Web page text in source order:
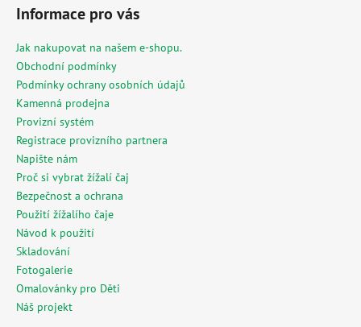
Informace pro vás
Jak nakupovat na našem e-shopu.
Obchodní podmínky
Podmínky ochrany osobních údajů
Kamenná prodejna
Provizní systém
Registrace provizního partnera
Napište nám
Proč si vybrat žížalí čaj
Bezpečnost a ochrana
Použití žížalího čaje
Návod k použití
Skladování
Fotogalerie
Omalovánky pro Děti
Náš projekt